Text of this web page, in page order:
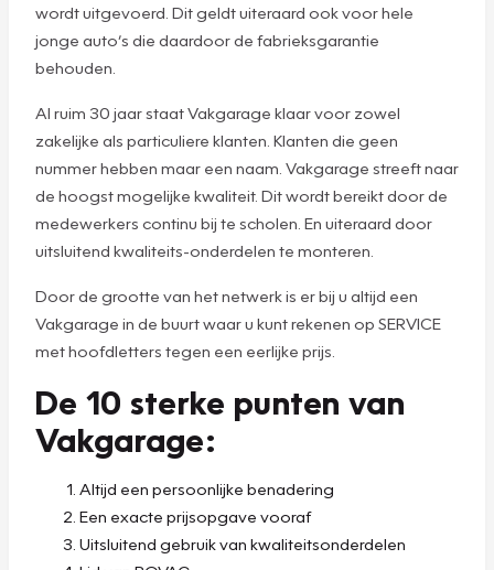
wordt uitgevoerd. Dit geldt uiteraard ook voor hele
jonge auto’s die daardoor de fabrieksgarantie
behouden.
Al ruim 30 jaar staat Vakgarage klaar voor zowel
zakelijke als particuliere klanten. Klanten die geen
nummer hebben maar een naam. Vakgarage streeft naar
de hoogst mogelijke kwaliteit. Dit wordt bereikt door de
medewerkers continu bij te scholen. En uiteraard door
uitsluitend kwaliteits-onderdelen te monteren.
Door de grootte van het netwerk is er bij u altijd een
Vakgarage in de buurt waar u kunt rekenen op SERVICE
met hoofdletters tegen een eerlijke prijs.
De 10 sterke punten van
Vakgarage:
Altijd een persoonlijke benadering
Een exacte prijsopgave vooraf
Uitsluitend gebruik van kwaliteitsonderdelen